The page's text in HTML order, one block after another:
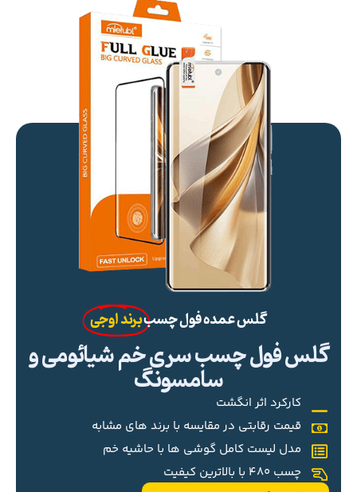
گلس عمده فول چسببرند اوجی
گلس فول چسب سری خم شیائومی و
سامسونگ
کارکرد اثر انگشت
قیمت رقابتی در مقایسه با برند های مشابه
مدل لیست کامل گوشی ها با حاشیه خم
چسب 480 با بالاترین کیفیت